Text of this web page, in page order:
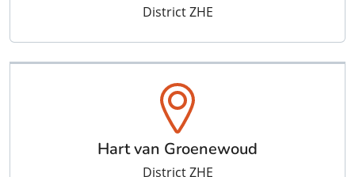
District ZHE
Hart van Groenewoud
District ZHE